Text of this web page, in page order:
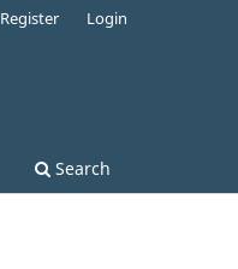
Search
Register Login